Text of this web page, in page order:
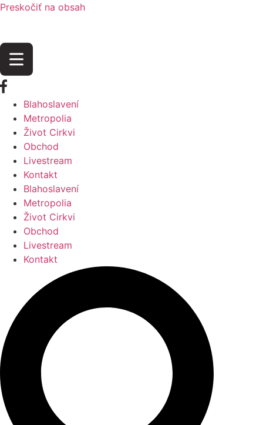
Preskočiť na obsah
Blahoslavení
Metropolia
Život Cirkvi
Obchod
Livestream
Kontakt
Blahoslavení
Metropolia
Život Cirkvi
Obchod
Livestream
Kontakt